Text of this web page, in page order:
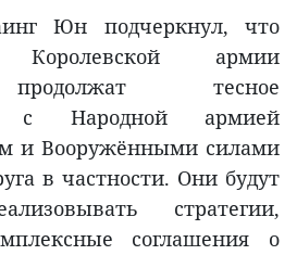
Юн подчеркнул, что
Королевской армии
тесное
с Народной армией
и Вооружёнными силами
в частности. Они будут
стратегии,
соглашения о